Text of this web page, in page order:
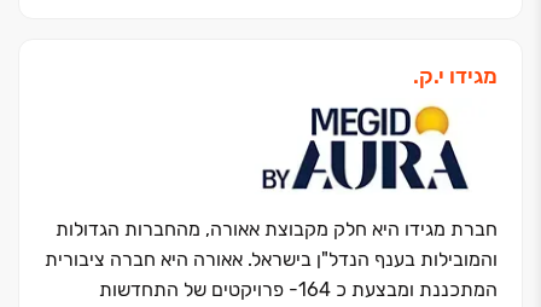
מעל 30 שנה של התמחות בבנייה רוויה, סמי רוויה,
פרויקטים במחיר למשתכן וצמודי קרקע, שטחי מסחר
ומשרדים. עשרות אלפי יחידות דיור בארץ ובחו"ל שהוקמו
ואוכלסו עם דגש מיוחד על תכנון אדריכלי ייחודי ויצירתי
המאפיין ומבליט את הפרויקטים. דגש מיוחד ניתן גם
לפעילות ההתחדשות העירונית בהיקף של כ-13,000
יחידות דיור חדשות בפרויקטים שונים. בפברואר 2023 אשל
הירדן הונפקה בבורסה כחברה פרטית מדווחת.
מגידו י.ק.
חברת מגידו היא חלק מקבוצת אאורה, מהחברות הגדולות
והמובילות בענף הנדל"ן בישראל. אאורה היא חברה ציבורית
המתכננת ומבצעת כ 164- פרויקטים של התחדשות